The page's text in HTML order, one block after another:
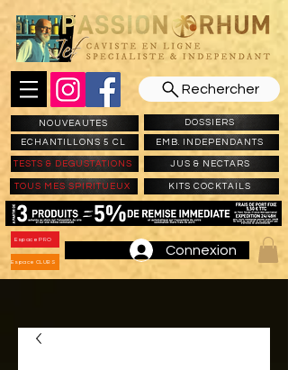
Rechercher
NOUVEAUTES
ECHANTILLONS 5 CL
DOSSIERS
EMB. INDEPENDANTS
TESTS & DEGUSTATIONS JUS & NECTARS
TOUS MES SPIRITUEUX KITS COCKTAILS
Espace PRO
Espace CLUBS
Connexion